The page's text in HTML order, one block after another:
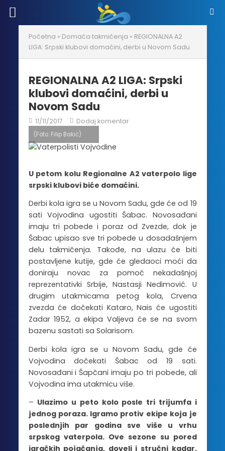
Početna » Domaća takmičenja » REGIONALNA A2
LIGA: Srpski klubovi domaćini, derbi u Novom Sadu
REGIONALNA A2 LIGA: Srpski
klubovi domaćini, derbi u
Novom Sadu
11/11/2017 Dodaj komentar
(Foto: Filip Bakić)
U petom kolu Regionalne A2 vaterpolo lige
srpski klubovi biće domaćini.
Derbi kola igra se u Novom Sadu, gde će od 19
sati Vojvodina ugostiti Šabac. Novosađani
imaju tri pobede i poraz od Zvezde, dok je
Šabac upisao sve tri pobede u dosadašnjem
delu takmičenja. Takođe, na ulazu će biti
postavljene kutije, gde će gledaoci moći da
doniraju novac za pomoć nekadašnjoj
reprezentativki Srbije, Nastasji Nedimović. U
drugim utakmicama petog kola, Crvena
zvezda će dočekati Kataro, Nais će ugostiti
Zadar 1952, a ekipa Valjeva će se na svom
bazenu sastati sa Solarisom.
Derbi kola igra se u Novom Sadu, gde će
Vojvodina dočekati Šabac od 19 sati.
Novosađani i Šapčani imaju po tri pobede, ali
Vojvodina ima utakmicu više.
– Ulazimo u peto kolo posle tri trijumfa i
jednog poraza. Igramo protiv ekipe koja je
poslednjih par godina sve više u vrhu
srpskog vaterpola. Ove sezone su pored
igračkih pojačanja, doveli i stručni kadar,